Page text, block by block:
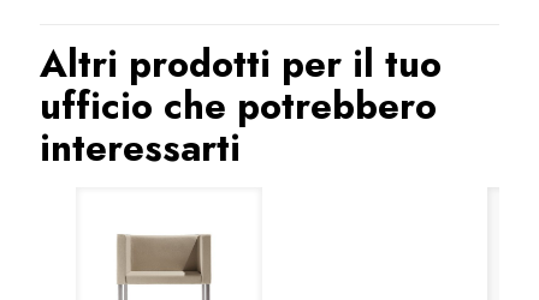
Altri prodotti per il tuo
ufficio che potrebbero
interessarti